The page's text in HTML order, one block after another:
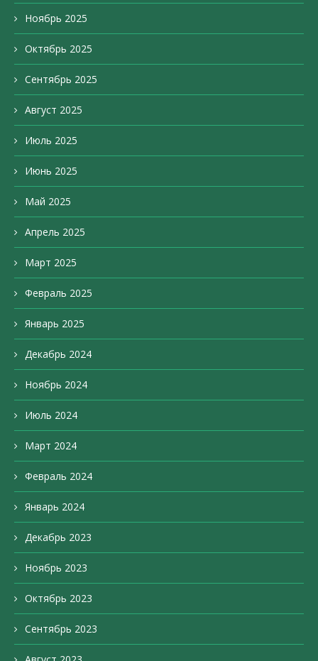
Ноябрь 2025
Октябрь 2025
Сентябрь 2025
Август 2025
Июль 2025
Июнь 2025
Май 2025
Апрель 2025
Март 2025
Февраль 2025
Январь 2025
Декабрь 2024
Ноябрь 2024
Июль 2024
Март 2024
Февраль 2024
Январь 2024
Декабрь 2023
Ноябрь 2023
Октябрь 2023
Сентябрь 2023